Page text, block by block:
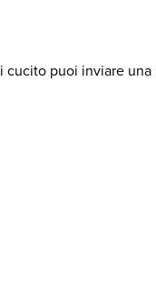
puoi inviare una